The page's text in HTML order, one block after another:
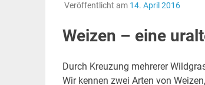
Veröffentlicht am 14. April 2016
Weizen – eine
Durch Kreuzung mehrerer
Wir kennen zwei Arten von